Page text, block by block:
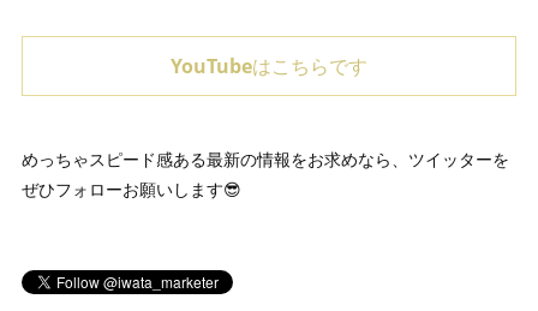
YouTubeはこちらです
めっちゃスピード感ある最新の情報をお求めなら、ツイッターを
ぜひフォローお願いします😎